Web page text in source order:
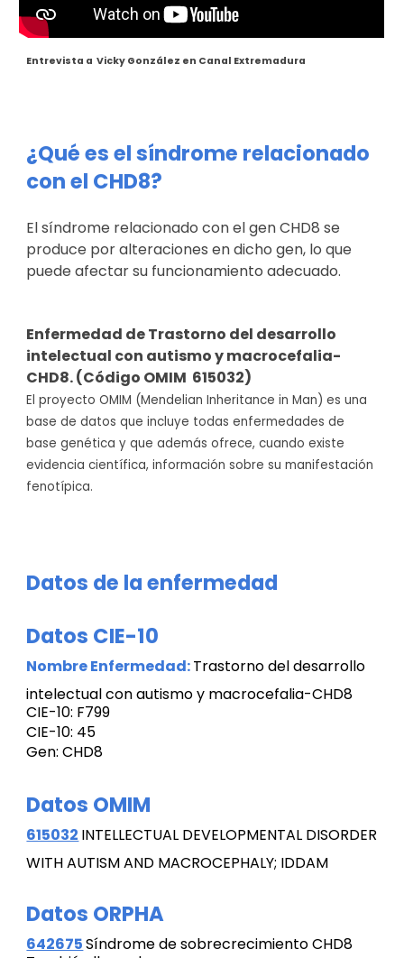
Entrevista aVicky González en Canal Extremadura
¿Qué es el síndrome relacionado
con el CHD8?
El síndrome relacionado con el gen CHD8 se
produce por alteraciones en dicho gen, lo que
puede afectar su funcionamiento adecuado.
Enfermedad de Trastorno del desarrollo
intelectual con autismo y macrocefalia-
CHD8. (Código OMIM 615032)
El proyecto OMIM (Mendelian Inheritance in Man) es una
base de datos que incluye todas enfermedades de
base genética y que además ofrece, cuando existe
evidencia científica, información sobre su manifestación
fenotípica.
Datos de la enfermedad
Datos CIE-10
Nombre Enfermedad:Trastorno del desarrollo
intelectual con autismo y macrocefalia-CHD8
CIE-10: F799
CIE-10: 45
Gen: CHD8
Datos OMIM
615032 INTELLECTUAL DEVELOPMENTAL DISORDER
WITH AUTISM AND MACROCEPHALY; IDDAM
Datos ORPHA
642675Síndrome de sobrecrecimiento CHD8